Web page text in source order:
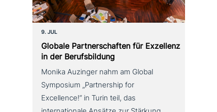
9. JUL
Globale Partnerschaften für Exzellenz
in der Berufsbildung
Monika Auzinger nahm am Global
Symposium „Partnership for
Excellence!“ in Turin teil, das